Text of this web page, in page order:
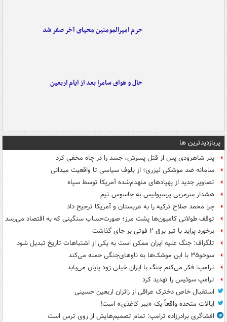
حرم امیرالمومنین محیای آخر صفر شد
حال و هوای سامرا بعد از ایام اربعین
پربازدیدترین ها
پدر شاهرودی پس از قتل پسرش، جسد را در چاه مخفی کرد
سامانه ضد موشکی لیزری؛ از بلوف سیاسی تا واقعیت میدانی
تصاویر جدید از پهپادهای منهدم‌شده آمریکا توسط سپاه
هشدار سرمربی پرسپولیس به جاسوس تیم
چرا محمد صلاح ترکیه را به عربستان و آمریکا ترجیح داد
توقف طولانی کامیون‌ها پشت مرز؛ صورت‌حساب سنگینی که به اقتصاد می‌رسد
برخورد پراید با تیر برق ۲ فوتی بر جای گذاشت
تلگراف: جنگ علیه ایران ممکن است به یکی از اشتباهات تاریخ تبدیل شود
سوخو۳۵ با این موشک‌ها به ناوهای‌جنگی حمله می‌کند
ترامپ: فکر می‌کنم جنگ با ایران خیلی زود پایان می‌یابد
ترامپ سوئیس را تهدید کرد
استقبال خاص دخترک عراقی از زائران اربعین حسینی
ایالات متحده واقعاً یک «ببر کاغذی» است!
افشاگری برادرزاده ترامپ: تمام تصمیم‌هایش از روی ترس است